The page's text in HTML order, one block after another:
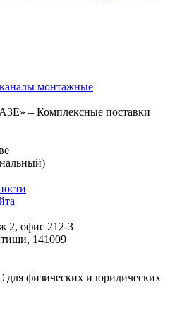
монтажные
– Комплексные поставки
2, офис 212-3
, 141009
для физических и юридических